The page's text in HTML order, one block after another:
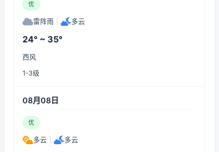
优
雷阵雨 多云
24° ~ 35°
西风
1-3级
08月08日
优
多云 多云